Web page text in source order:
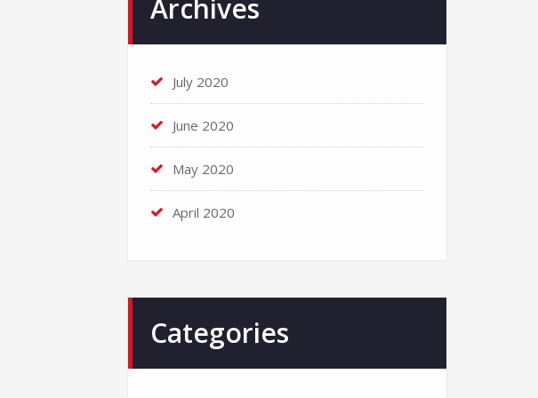
Archives
July 2020
June 2020
May 2020
April 2020
Categories